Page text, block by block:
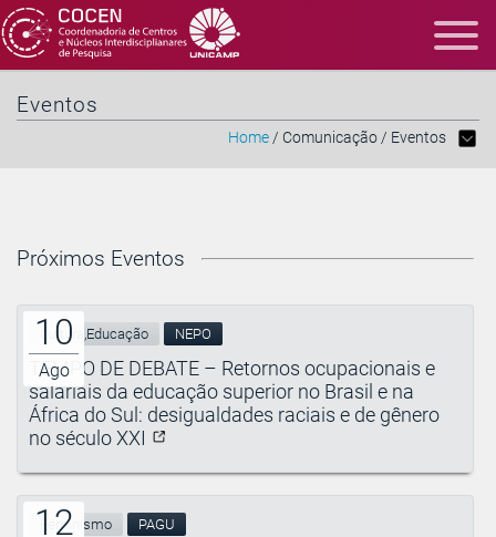
Eventos
Home/ Comunicação / Eventos
Próximos Eventos
10
Ago
Cultura,Educação NEPO
TEMPO DE DEBATE – Retornos ocupacionais e
salariais da educação superior no Brasil e na
África do Sul: desigualdades raciais e de gênero
no século XXI
12
Feminismo PAGU